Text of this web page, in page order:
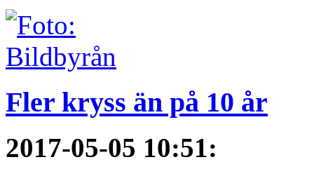
Fler kryss än på 10 år
2017-05-05 10:51 :